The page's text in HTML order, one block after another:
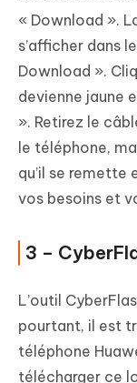
« Download ».
s’afficher dans
Download ».
devienne jaune
». Retirez le
le téléphone,
qu’il se remette
vos besoins et
3 –
L’outil
pourtant, il est
téléphone
télécharger ce